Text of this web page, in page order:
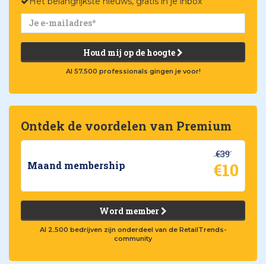
Houd mij op de hoogte
Al 57.500 professionals gingen je voor!
Ontdek de voordelen van Premium
Maand membership
€39
€10
Word member
Al 2.500 bedrijven zijn onderdeel van de RetailTrends-
community